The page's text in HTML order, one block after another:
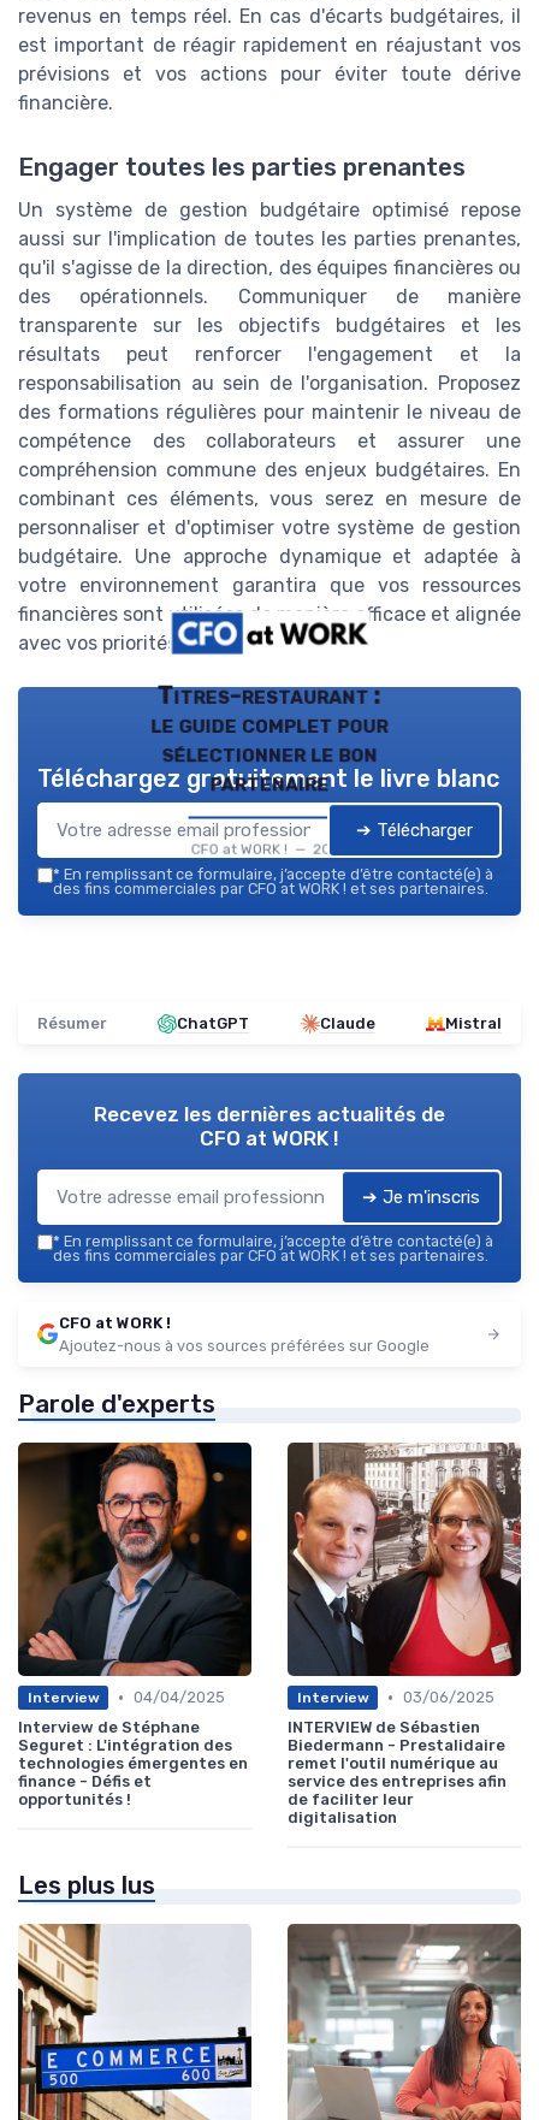
revenus en temps réel. En cas d'écarts budgétaires, il
est important de réagir rapidement en réajustant vos
prévisions et vos actions pour éviter toute dérive
financière.
Engager toutes les parties prenantes
Un système de gestion budgétaire optimisé repose
aussi sur l'implication de toutes les parties prenantes,
qu'il s'agisse de la direction, des équipes financières ou
des opérationnels. Communiquer de manière
transparente sur les objectifs budgétaires et les
résultats peut renforcer l'engagement et la
responsabilisation au sein de l'organisation. Proposez
des formations régulières pour maintenir le niveau de
compétence des collaborateurs et assurer une
compréhension commune des enjeux budgétaires. En
combinant ces éléments, vous serez en mesure de
personnaliser et d'optimiser votre système de gestion
budgétaire. Une approche dynamique et adaptée à
votre environnement garantira que vos ressources
financières sont utilisées de manière efficace et alignée
avec vos priorités stratégiques.
Titres-restaurant :
le guide complet pour
sélectionner le bon
partenaire
CFO at WORK ! — 2026
Téléchargez gratuitement le livre blanc
➔ Télécharger
* En remplissant ce formulaire, j’accepte d’être contacté(e) à
des fins commerciales par CFO at WORK ! et ses partenaires.
Résumer ChatGPT Claude Mistral
Recevez les dernières actualités de
CFO at WORK !
➔ Je m'inscris
* En remplissant ce formulaire, j’accepte d’être contacté(e) à
des fins commerciales par CFO at WORK ! et ses partenaires.
CFO at WORK !
Ajoutez-nous à vos sources préférées sur Google
Parole d'experts
Interview • 04/04/2025
Interview de Stéphane
Seguret : L'intégration des
technologies émergentes en
finance - Défis et
opportunités !
Interview • 03/06/2025
INTERVIEW de Sébastien
Biedermann - Prestalidaire
remet l'outil numérique au
service des entreprises afin
de faciliter leur
digitalisation
Les plus lus